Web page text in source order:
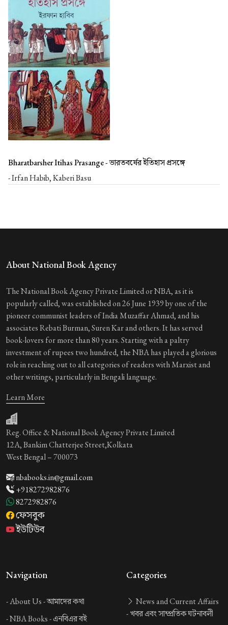
Bharatbarsher Itihas Prasange -ভারতবর্ষের ইতিহাস প্রসঙ্গে
- Irfan Habib, Kaberi Basu
About National Book Agency
The National Book Agency Private Limited or NBA, as it is
popularly called, was established on 26 June 1939 by one of the
pioneer communist leaders of India Muzaffar Ahmad, and his
associates Rebati Burman, Suren Kar and others. It has served
book-lovers for more than 80 years. Starting with a paltry
investment of rupees two hundred, the NBA has played a glorious
role in reaching out to all categories of readers with Marxist and
other writings, particularly in Bengali language.
Learn More
Reg. Office & National Book Agency Private Limited
12A, Bankim Chatterjee Street,Kolkata
West Bengal – 700073
nbabooks.in@gmail.com
+918272982876
8272982876
ফেসবুক
ইউটিউব
Navigation
-About Us -আমাদের কথা
-NBA Books -এনবিএর বই
Categories
News and Current Affairs
-খবর এবং সাম্প্রতিক ঘটনাবলী